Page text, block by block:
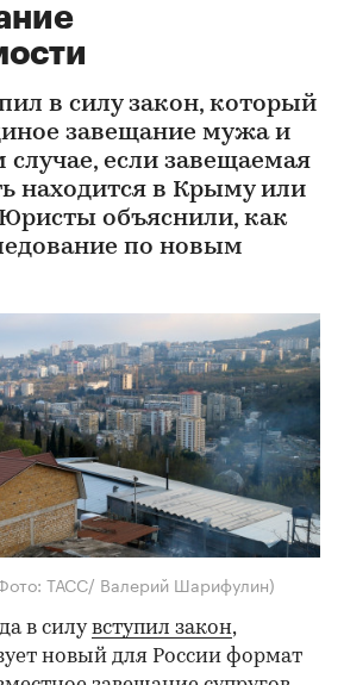
в силу закон, который
завещание мужа и
если завещаемая
находится в Крыму или
Юристы объяснили, как
по новым
ТАСС/ Валерий Шарифулин)
в силувступил закон,
новый для России формат